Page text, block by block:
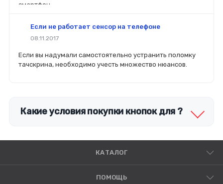
смартфон.
Если не работает сенсор на телефоне
08.11.2017
Если вы надумали самостоятельно устранить поломку
тачскрина, необходимо учесть множество нюансов.
Какие условия покупки кнопок для ?
КАТАЛОГ
ПОМОЩЬ